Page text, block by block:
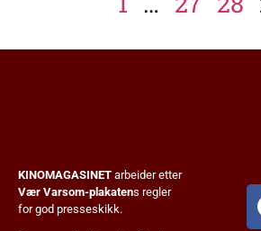
KINOMAGASINET arbeider etter
Vær Varsom-plakatens regler
for god presseskikk.